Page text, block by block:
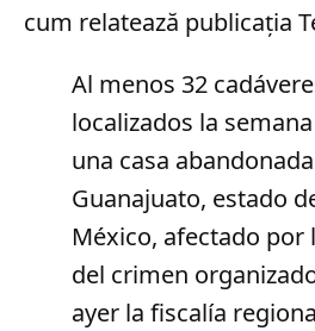
cum relatează publicația
Al menos 32
localizados la
una casa
Guanajuato, estado
México, afectado por
del crimen
ayer la fiscalía